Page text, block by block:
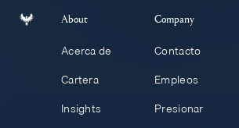
About
Acerca de
Cartera
Insights
Company
Contacto
Empleos
Presionar